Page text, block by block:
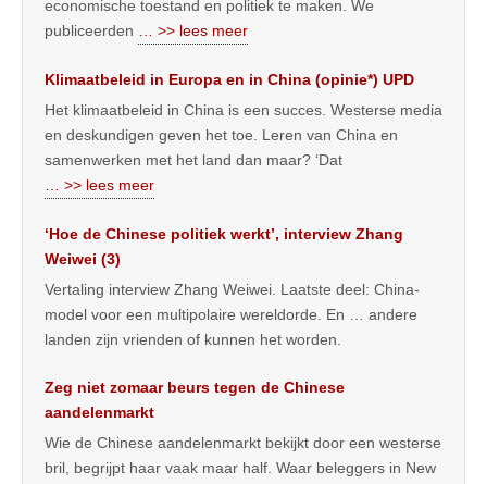
economische toestand en politiek te maken. We
publiceerden
… >> lees meer
Klimaatbeleid in Europa en in China (opinie*) UPD
Het klimaatbeleid in China is een succes. Westerse media
en deskundigen geven het toe. Leren van China en
samenwerken met het land dan maar? ‘Dat
… >> lees meer
‘Hoe de Chinese politiek werkt’, interview Zhang
Weiwei (3)
Vertaling interview Zhang Weiwei. Laatste deel: China-
model voor een multipolaire wereldorde. En … andere
landen zijn vrienden of kunnen het worden.
Zeg niet zomaar beurs tegen de Chinese
aandelenmarkt
Wie de Chinese aandelenmarkt bekijkt door een westerse
bril, begrijpt haar vaak maar half. Waar beleggers in New